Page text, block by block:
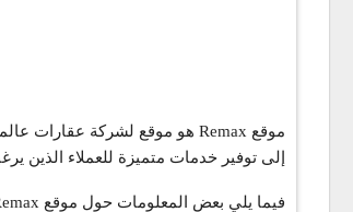
إلى توفير خدمات متميزة للعملاء الذين
فيما يلي بعض المعلومات حول موقع Remax وخدماته: